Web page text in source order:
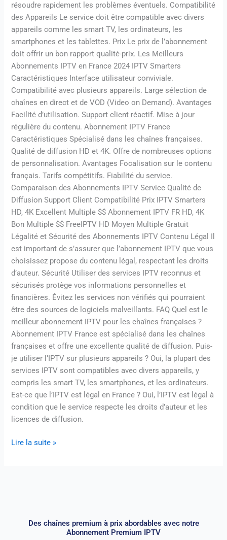
résoudre rapidement les problèmes éventuels. Compatibilité
des Appareils Le service doit être compatible avec divers
appareils comme les smart TV, les ordinateurs, les
smartphones et les tablettes. Prix Le prix de l’abonnement
doit offrir un bon rapport qualité-prix. Les Meilleurs
Abonnements IPTV en France 2024 IPTV Smarters
Caractéristiques Interface utilisateur conviviale.
Compatibilité avec plusieurs appareils. Large sélection de
chaînes en direct et de VOD (Video on Demand). Avantages
Facilité d’utilisation. Support client réactif. Mise à jour
régulière du contenu. Abonnement IPTV France
Caractéristiques Spécialisé dans les chaînes françaises.
Qualité de diffusion HD et 4K. Offre de nombreuses options
de personnalisation. Avantages Focalisation sur le contenu
français. Tarifs compétitifs. Fiabilité du service.
Comparaison des Abonnements IPTV Service Qualité de
Diffusion Support Client Compatibilité Prix IPTV Smarters
HD, 4K Excellent Multiple $$ Abonnement IPTV FR HD, 4K
Bon Multiple $$ FreeIPTV HD Moyen Multiple Gratuit
Légalité et Sécurité des Abonnements IPTV Contenu Légal Il
est important de s’assurer que l’abonnement IPTV que vous
choisissez propose du contenu légal, respectant les droits
d’auteur. Sécurité Utiliser des services IPTV reconnus et
sécurisés protège vos informations personnelles et
financières. Évitez les services non vérifiés qui pourraient
être des sources de logiciels malveillants. FAQ Quel est le
meilleur abonnement IPTV pour les chaînes françaises ?
Abonnement IPTV France est spécialisé dans les chaînes
françaises et offre une excellente qualité de diffusion. Puis-
je utiliser l’IPTV sur plusieurs appareils ? Oui, la plupart des
services IPTV sont compatibles avec divers appareils, y
compris les smart TV, les smartphones, et les ordinateurs.
Est-ce que l’IPTV est légal en France ? Oui, l’IPTV est légal à
condition que le service respecte les droits d’auteur et les
licences de diffusion.
Lire la suite »
Des chaînes premium à prix abordables avec notre
Abonnement Premium IPTV